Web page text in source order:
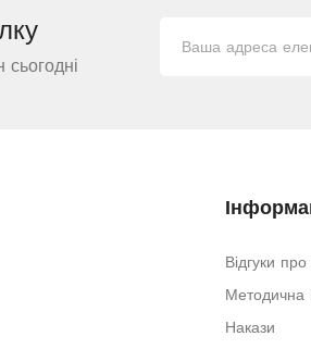
Відгуки
Методична
Накази